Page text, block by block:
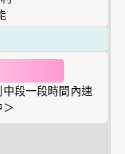
段一段時間內速